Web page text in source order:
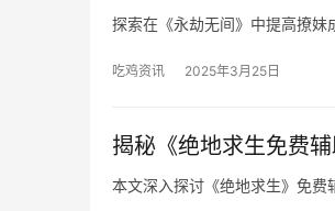
探索在《永劫无间》中提高撩妹
吃鸡资讯 2025年3月25日
揭秘《绝地求生免费
本文深入探讨《绝地求生》免费